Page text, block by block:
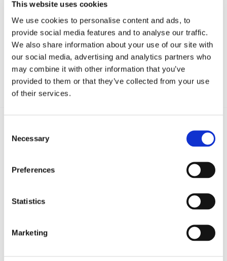
This website uses cookies
We use cookies to personalise content and ads, to
provide social media features and to analyse our traffic.
We also share information about your use of our site with
our social media, advertising and analytics partners who
may combine it with other information that you’ve
provided to them or that they’ve collected from your use
of their services.
Selection
Necessary
Preferences
Statistics
Marketing
News.